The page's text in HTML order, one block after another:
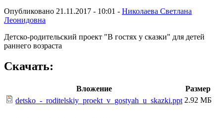
Опубликовано 21.11.2017 - 10:01 - Николаева Светлана
Леонидовна
Детско-родительский проект "В гостях у сказки" для детей
раннего возраста
Скачать:
Вложение
Размер
detsko_-_roditelskiy_proekt_v_gostyah_u_skazki.ppt 2.92 МБ